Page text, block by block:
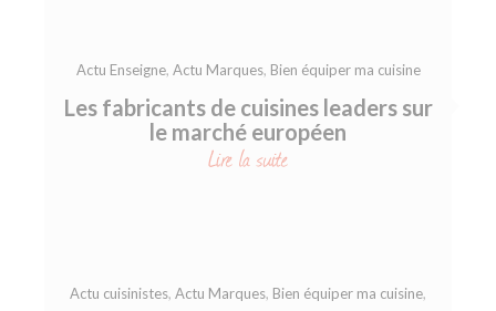
Actu Enseigne, Actu Marques, Bien équiper ma cuisine
Les fabricants de cuisines leaders sur
le marché européen
Lire la suite
Actu cuisinistes, Actu Marques, Bien équiper ma cuisine,